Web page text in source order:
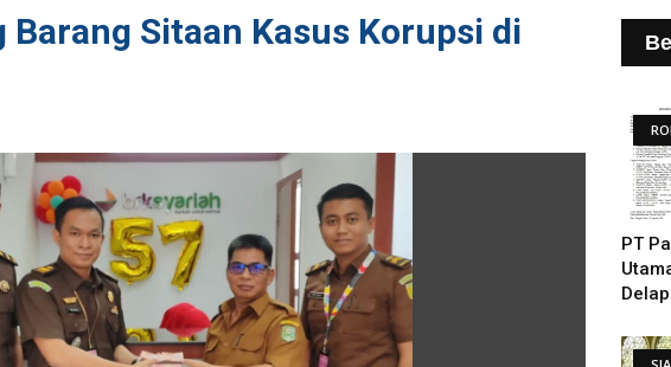
Barang Sitaan Kasus Korupsi di
PT